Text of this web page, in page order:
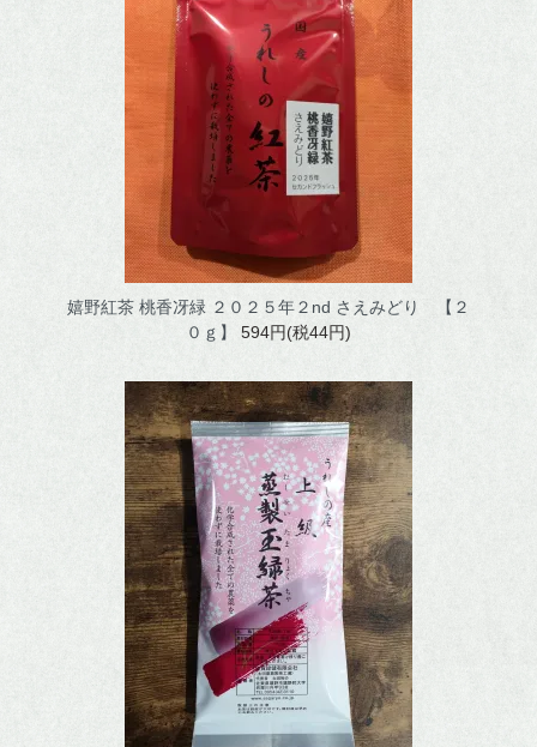
嬉野紅茶 桃香冴緑 ２０２５年２nd さえみどり 【２
０ｇ】
594円(税44円)